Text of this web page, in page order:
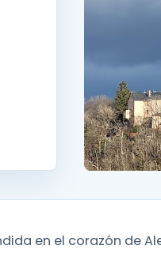
en el corazón de